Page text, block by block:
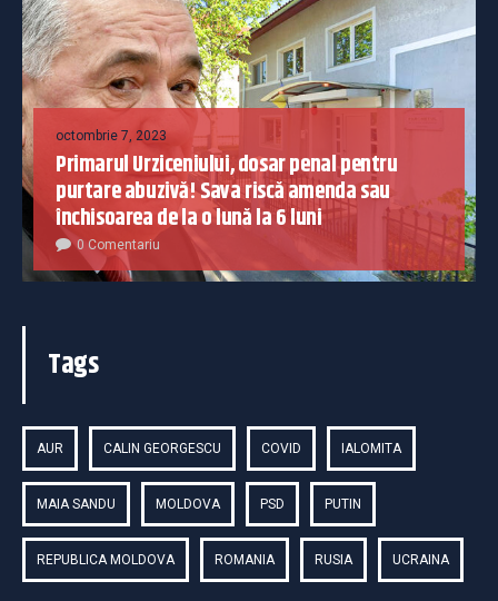
octombrie 7, 2023
Primarul Urziceniului, dosar penal pentru
purtare abuzivă! Sava riscă amenda sau
închisoarea de la o lună la 6 luni
0 Comentariu
Tags
AUR CALIN GEORGESCU COVID IALOMITA
MAIA SANDU MOLDOVA PSD PUTIN
REPUBLICA MOLDOVA ROMANIA RUSIA UCRAINA